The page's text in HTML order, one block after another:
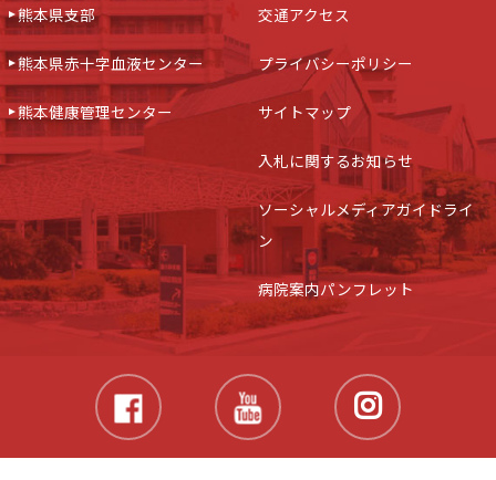
熊本県支部
熊本県赤十字血液センター
熊本健康管理センター
交通アクセス
プライバシーポリシー
サイトマップ
入札に関するお知らせ
ソーシャルメディアガイドライ
ン
病院案内パンフレット